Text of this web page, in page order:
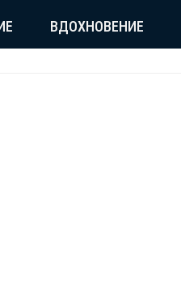
ВДОХНОВЕНИЕ